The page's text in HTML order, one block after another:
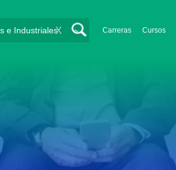
Carreras Cursos
X